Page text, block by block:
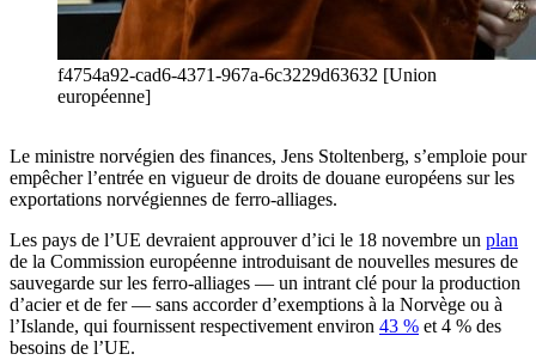
f4754a92-cad6-4371-967a-6c3229d63632 [Union
européenne]
Le ministre norvégien des finances, Jens Stoltenberg, s’emploie pour
empêcher l’entrée en vigueur de droits de douane européens sur les
exportations norvégiennes de ferro-alliages.
Les pays de l’UE devraient approuver d’ici le 18 novembre un plan
de la Commission européenne introduisant de nouvelles mesures de
sauvegarde sur les ferro-alliages — un intrant clé pour la production
d’acier et de fer — sans accorder d’exemptions à la Norvège ou à
l’Islande, qui fournissent respectivement environ 43 % et 4 % des
besoins de l’UE.